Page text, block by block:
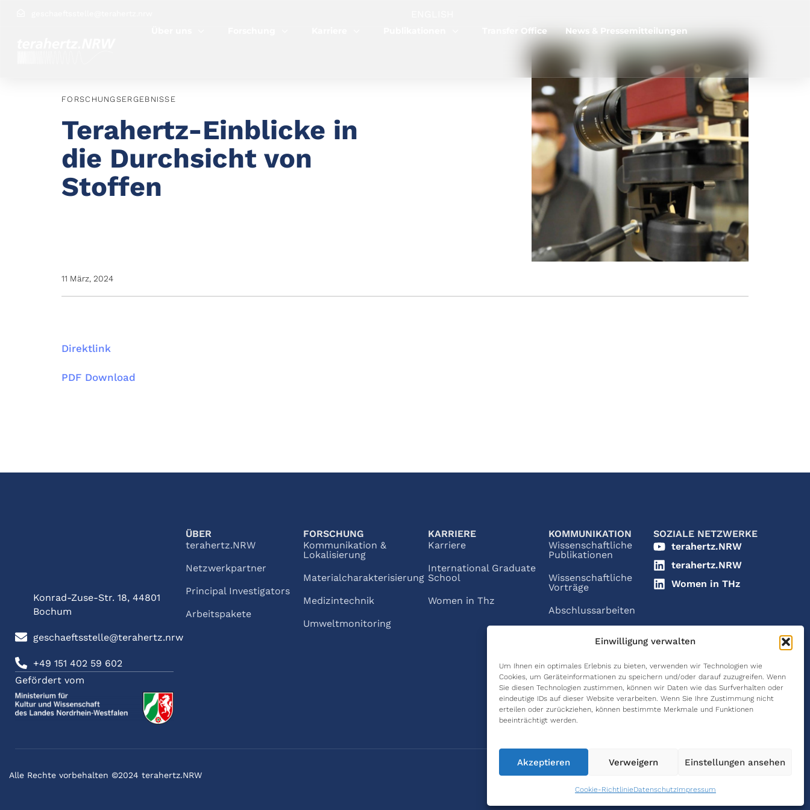
Einwilligung verwalten
Um Ihnen ein optimales Erlebnis zu bieten, verwenden wir Technologien wie
Cookies, um Geräteinformationen zu speichern und/oder darauf zuzugreifen. Wenn
Sie diesen Technologien zustimmen, können wir Daten wie das Surfverhalten oder
eindeutige IDs auf dieser Website verarbeiten. Wenn Sie Ihre Zustimmung nicht
erteilen oder zurückziehen, können bestimmte Merkmale und Funktionen
beeinträchtigt werden.
Akzeptieren Verweigern Einstellungen ansehen
Cookie-RichtlinieDatenschutzImpressum
Transfer Office News & Pressemitteilungen
FORSCHUNGSERGEBNISSE
Terahertz-Einblicke in
die Durchsicht von
Stoffen
11 März, 2024
Direktlink
PDF Download
Konrad-Zuse-Str. 18, 44801
Bochum
geschaeftsstelle@terahertz.nrw
+49 151 402 59 602
Gefördert vom
ÜBER
terahertz.NRW
Netzwerkpartner
Principal Investigators
Arbeitspakete
FORSCHUNG
Kommunikation &
Lokalisierung
Materialcharakterisierung
Medizintechnik
Umweltmonitoring
KARRIERE
Karriere
International Graduate
School
Women in Thz
KOMMUNIKATION
Wissenschaftliche
Publikationen
Wissenschaftliche
Vorträge
Abschlussarbeiten
SOZIALE NETZWERKE
terahertz.NRW
terahertz.NRW
Women in THz
Alle Rechte vorbehalten ©2024 terahertz.NRW